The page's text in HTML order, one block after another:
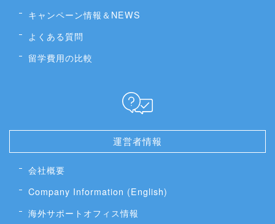
キャンペーン情報＆NEWS
よくある質問
留学費用の比較
運営者情報
会社概要
Company Information (English)
海外サポートオフィス情報